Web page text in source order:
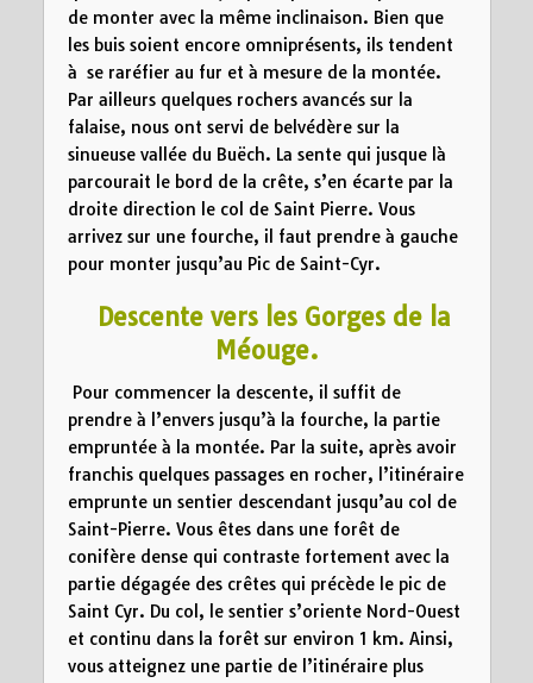
de monter avec la même inclinaison. Bien que
les buis soient encore omniprésents, ils tendent
à se raréfier au fur et à mesure de la montée.
Par ailleurs quelques rochers avancés sur la
falaise, nous ont servi de belvédère sur la
sinueuse vallée du Buëch. La sente qui jusque là
parcourait le bord de la crête, s’en écarte par la
droite direction le col de Saint Pierre. Vous
arrivez sur une fourche, il faut prendre à gauche
pour monter jusqu’au Pic de Saint-Cyr.
Descente vers les Gorges de la
Méouge.
Pour commencer la descente, il suffit de
prendre à l’envers jusqu’à la fourche, la partie
empruntée à la montée. Par la suite, après avoir
franchis quelques passages en rocher, l’itinéraire
emprunte un sentier descendant jusqu’au col de
Saint-Pierre. Vous êtes dans une forêt de
conifère dense qui contraste fortement avec la
partie dégagée des crêtes qui précède le pic de
Saint Cyr. Du col, le sentier s’oriente Nord-Ouest
et continu dans la forêt sur environ 1 km. Ainsi,
vous atteignez une partie de l’itinéraire plus